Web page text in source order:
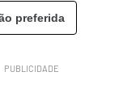
preferida